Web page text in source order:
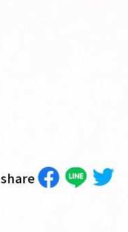
share